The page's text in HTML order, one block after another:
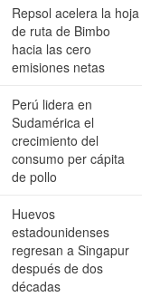
Repsol acelera la hoja
de ruta de Bimbo
hacia las cero
emisiones netas
Perú lidera en
Sudamérica el
crecimiento del
consumo per cápita
de pollo
Huevos
estadounidenses
regresan a Singapur
después de dos
décadas